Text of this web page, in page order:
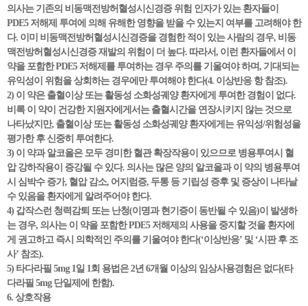
의사는 기존의 비동맥전방허혈성시신경증 위험 인자가 있는 환자들이
PDE5 저해제 투여에 의해 유해한 영향을 받을 수 있는지 여부를 고려해야 한
다. 이미 비동맥전방허혈성시신경증을 경험한 적이 있는 사람의 경우, 비동
맥전방허혈성시신경증 재발의 위험이 더 높다. 따라서, 이런 환자들에서 이
약을 포함한 PDE5 저해제를 투여하는 경우 주의를 기울여야 하며, 기대되는
유익성이 위험을 상회하는 경우에만 투여해야 한다(4. 이상반응 항 참조).
2) 이 약은 출혈이상 또는 활동성 소화성궤양 환자에게 투여한 경험이 없다.
비록 이 약이 건강한 지원자에게서는 출혈시간을 연장시키지 않는 것으로
나타났지만, 출혈이상 또는 활동성 소화성궤양 환자에게는 유익성/위험성을
평가한 후 신중히 투여한다.
3) 이 약과 알코올은 모두 경미한 혈관 확장작용이 있으므로 병용투여시 혈
압 강하작용이 증강될 수 있다. 의사는 많은 양의 알코올과 이 약의 병용투여
시 심박수 증가, 혈압 감소, 어지럼증, 두통 등 기립성 증후 및 증상이 나타날
수 있음을 환자에게 알려주어야 한다.
4) 갑작스런 청력감퇴 또는 난청(이명과 현기증이 동반될 수 있음)이 발생하
는 경우, 의사는 이 약을 포함한 PDE5 저해제의 사용을 중지할 것을 환자에
게 권고하고 즉시 의학적인 주의를 기울여야 한다(‘이상반응’ 및 ‘시판 후 조
사’ 참조).
5) 타다라필 5mg 1일 1회 용법은 2년 6개월 이상의 임상사용경험은 없다(타
다라필 5mg 단일제에 한함).
6. 상호작용